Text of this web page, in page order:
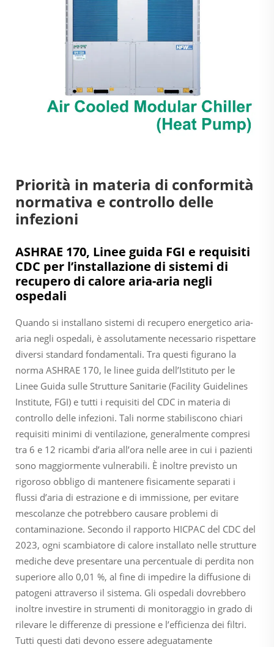
Priorità in materia di conformità
normativa e controllo delle
infezioni
ASHRAE 170, Linee guida FGI e requisiti
CDC per l’installazione di sistemi di
recupero di calore aria-aria negli
ospedali
Quando si installano sistemi di recupero energetico aria-
aria negli ospedali, è assolutamente necessario rispettare
diversi standard fondamentali. Tra questi figurano la
norma ASHRAE 170, le linee guida dell’Istituto per le
Linee Guida sulle Strutture Sanitarie (Facility Guidelines
Institute, FGI) e tutti i requisiti del CDC in materia di
controllo delle infezioni. Tali norme stabiliscono chiari
requisiti minimi di ventilazione, generalmente compresi
tra 6 e 12 ricambi d’aria all’ora nelle aree in cui i pazienti
sono maggiormente vulnerabili. È inoltre previsto un
rigoroso obbligo di mantenere fisicamente separati i
flussi d’aria di estrazione e di immissione, per evitare
mescolanze che potrebbero causare problemi di
contaminazione. Secondo il rapporto HICPAC del CDC del
2023, ogni scambiatore di calore installato nelle strutture
mediche deve presentare una percentuale di perdita non
superiore allo 0,01 %, al fine di impedire la diffusione di
patogeni attraverso il sistema. Gli ospedali dovrebbero
inoltre investire in strumenti di monitoraggio in grado di
rilevare le differenze di pressione e l’efficienza dei filtri.
Tutti questi dati devono essere adeguatamente